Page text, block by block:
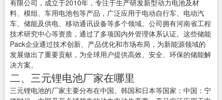
有限公司，成立于2010年，专注于生产研发新型动力电池及材
料、模组、车用电池包等产品，广泛应用于电动自行车、电动汽
车、储能及供电、移动通讯设备等多个领域。公司拥有河南省工程
技术研究中心等资质，通过了多项国内外管理体系认证。这些储能
Pack企业通过技术创新、产品优化和市场布局，为新能源领域的
发展做出了重要贡献，为全球用户提供高效、安全、环保的储能解
决方案。
二、三元锂电池厂家在哪里
三元锂电池的厂家主要分布在中国、韩国和日本等国家：中国：宁